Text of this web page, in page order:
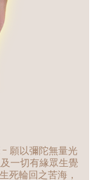
- 願以彌陀無量光
一切有緣眾生覺
死輪回之苦海，